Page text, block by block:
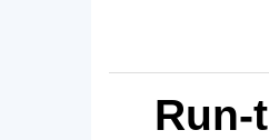
Run-